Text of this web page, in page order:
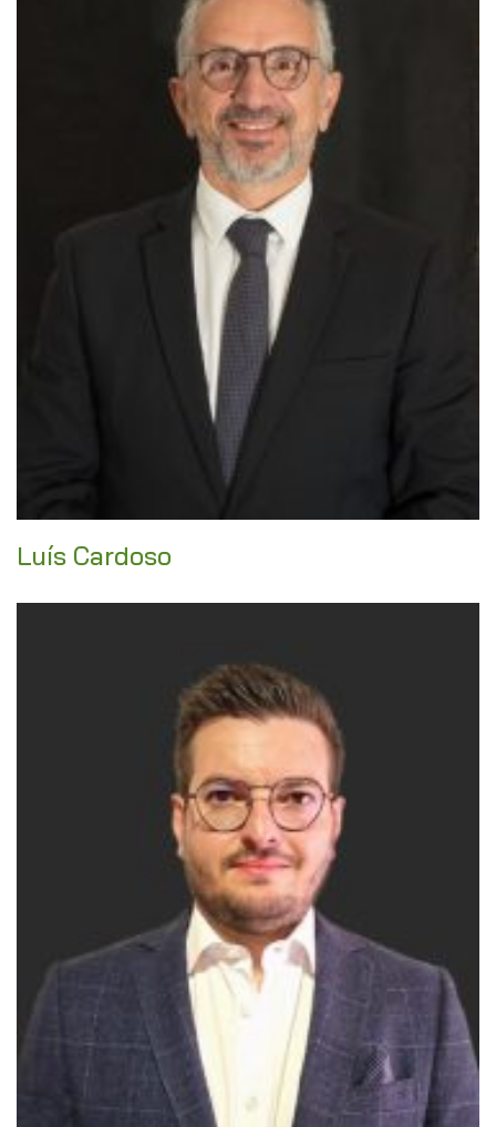
Luís Cardoso